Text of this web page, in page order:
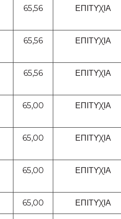
65,56 ΕΠΙΤΥΧΙΑ
65,56 ΕΠΙΤΥΧΙΑ
65,56 ΕΠΙΤΥΧΙΑ
65,00 ΕΠΙΤΥΧΙΑ
65,00 ΕΠΙΤΥΧΙΑ
65,00 ΕΠΙΤΥΧΙΑ
65,00 ΕΠΙΤΥΧΙΑ